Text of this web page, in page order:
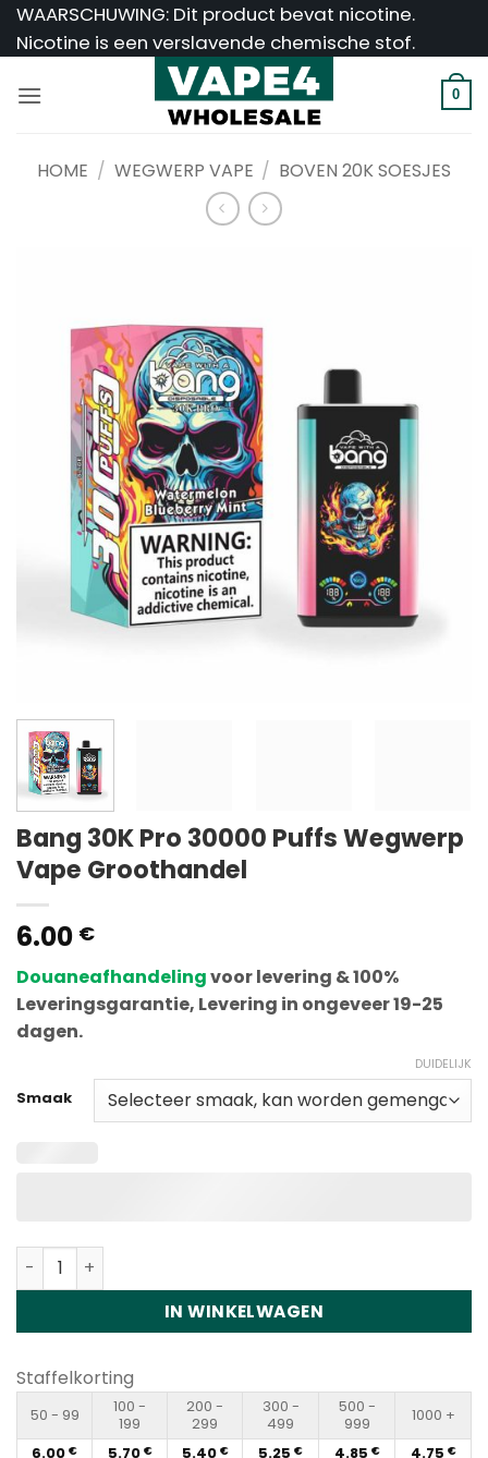
Ga
naar
WAARSCHUWING: Dit product bevat nicotine.
Nicotine is een verslavende chemische stof.
0
HOME / WEGWERP VAPE / BOVEN 20K SOESJES
Bang 30K Pro 30000 Puffs Wegwerp
Vape Groothandel
6.00 €
Douaneafhandelingvoor levering & 100%
Leveringsgarantie, Levering in ongeveer 19-25
dagen.
Smaak
DUIDELIJK
Bang 30K Pro 30000 Puffs Disposable Vape Wholesale
IN WINKELWAGEN
Staffelkorting
50 - 99
100 -
199
200 -
299
300 -
499
500 -
999
1000 +
6.00 € 5.70 € 5.40 € 5.25 € 4.85 € 4.75 €